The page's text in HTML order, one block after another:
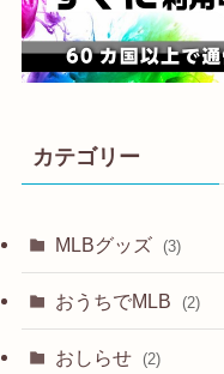
カテゴリー
MLBグッズ (3)
おうちでMLB (2)
おしらせ (2)